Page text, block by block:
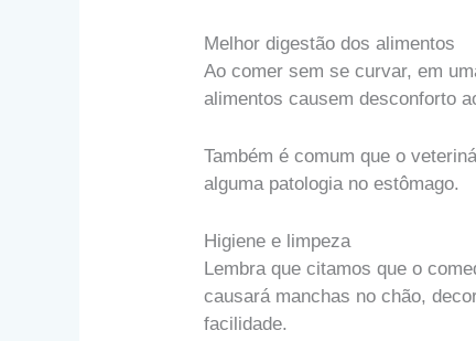
Melhor digestão dos alimentos
Ao comer sem se curvar, em
alimentos causem desconforto
Também é comum que o
alguma patologia no estômago.
Higiene e limpeza
Lembra que citamos que o
causará manchas no chão,
facilidade.